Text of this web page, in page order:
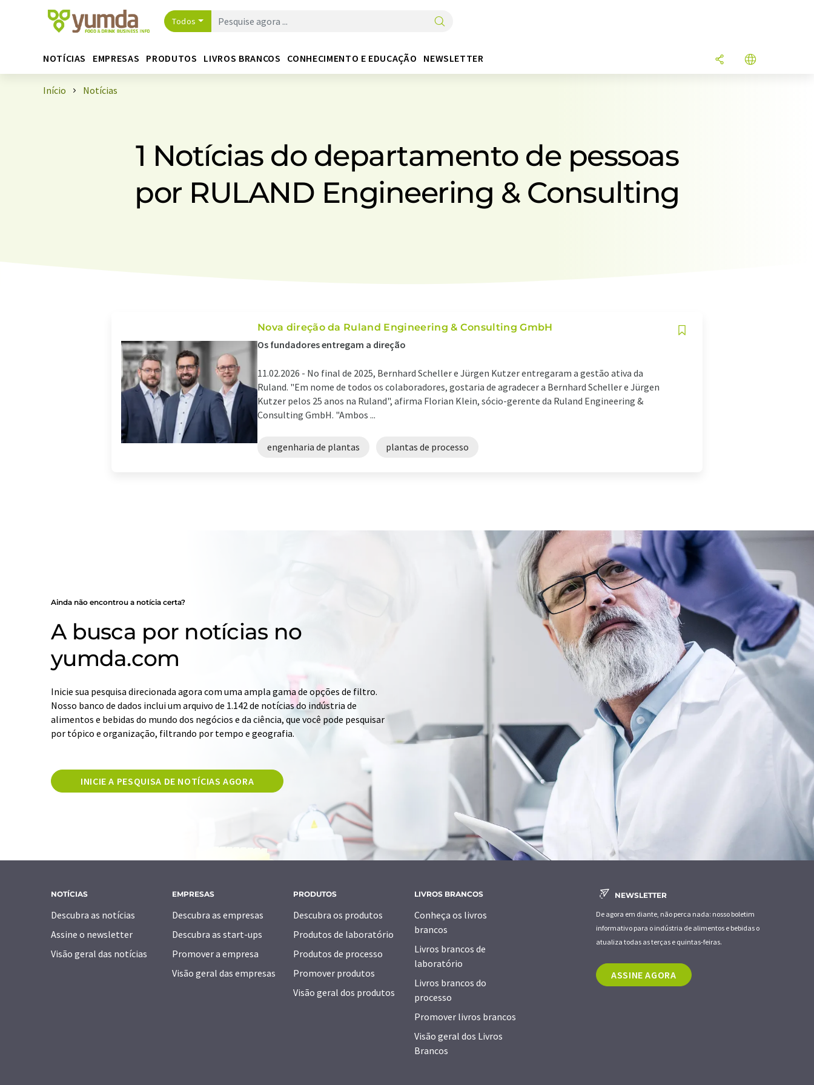
Todos
NOTÍCIAS EMPRESAS PRODUTOS LIVROS BRANCOS CONHECIMENTO E EDUCAÇÃO NEWSLETTER
Início Notícias
1 Notícias do departamento de pessoas
por RULAND Engineering & Consulting
Nova direção da Ruland Engineering & Consulting GmbH
Os fundadores entregam a direção
11.02.2026 - No final de 2025, Bernhard Scheller e Jürgen Kutzer entregaram a gestão ativa da
Ruland. "Em nome de todos os colaboradores, gostaria de agradecer a Bernhard Scheller e Jürgen
Kutzer pelos 25 anos na Ruland", afirma Florian Klein, sócio-gerente da Ruland Engineering &
Consulting GmbH. "Ambos ...
engenharia de plantas plantas de processo
Ainda não encontrou a notícia certa?
A busca por notícias no
yumda.com
Inicie sua pesquisa direcionada agora com uma ampla gama de opções de filtro.
Nosso banco de dados inclui um arquivo de 1.142 de notícias do indústria de
alimentos e bebidas do mundo dos negócios e da ciência, que você pode pesquisar
por tópico e organização, filtrando por tempo e geografia.
INICIE A PESQUISA DE NOTÍCIAS AGORA
NOTÍCIAS
Descubra as notícias
Assine o newsletter
Visão geral das notícias
EMPRESAS
Descubra as empresas
Descubra as start-ups
Promover a empresa
Visão geral das empresas
PRODUTOS
Descubra os produtos
Produtos de laboratório
Produtos de processo
Promover produtos
Visão geral dos produtos
LIVROS BRANCOS
Conheça os livros
brancos
Livros brancos de
laboratório
Livros brancos do
processo
Promover livros brancos
Visão geral dos Livros
Brancos
NEWSLETTER
De agora em diante, não perca nada: nosso boletim
informativo para o indústria de alimentos e bebidas o
atualiza todas as terças e quintas-feiras.
ASSINE AGORA